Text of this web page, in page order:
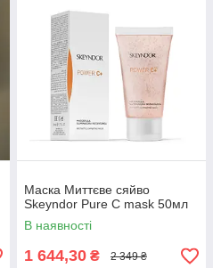
Маска Миттєве сяйво
Skeyndor Pure C mask 50мл
В наявності
1 644,30 ₴ 2 349 ₴